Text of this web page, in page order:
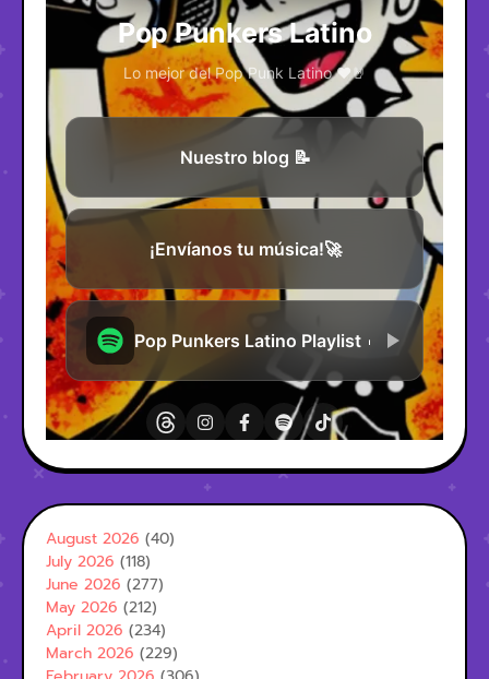
August 2026 (40)
July 2026 (118)
June 2026 (277)
May 2026 (212)
April 2026 (234)
March 2026 (229)